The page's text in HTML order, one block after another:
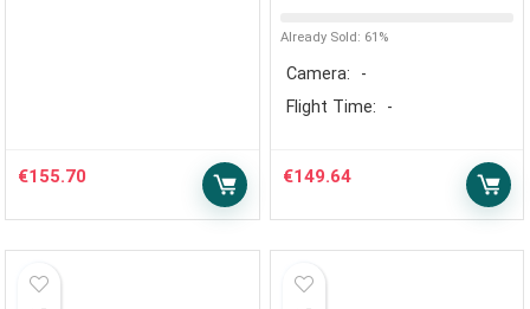
€155.70
Already Sold: 61%
Camera:
-
Flight Time:
-
€149.64